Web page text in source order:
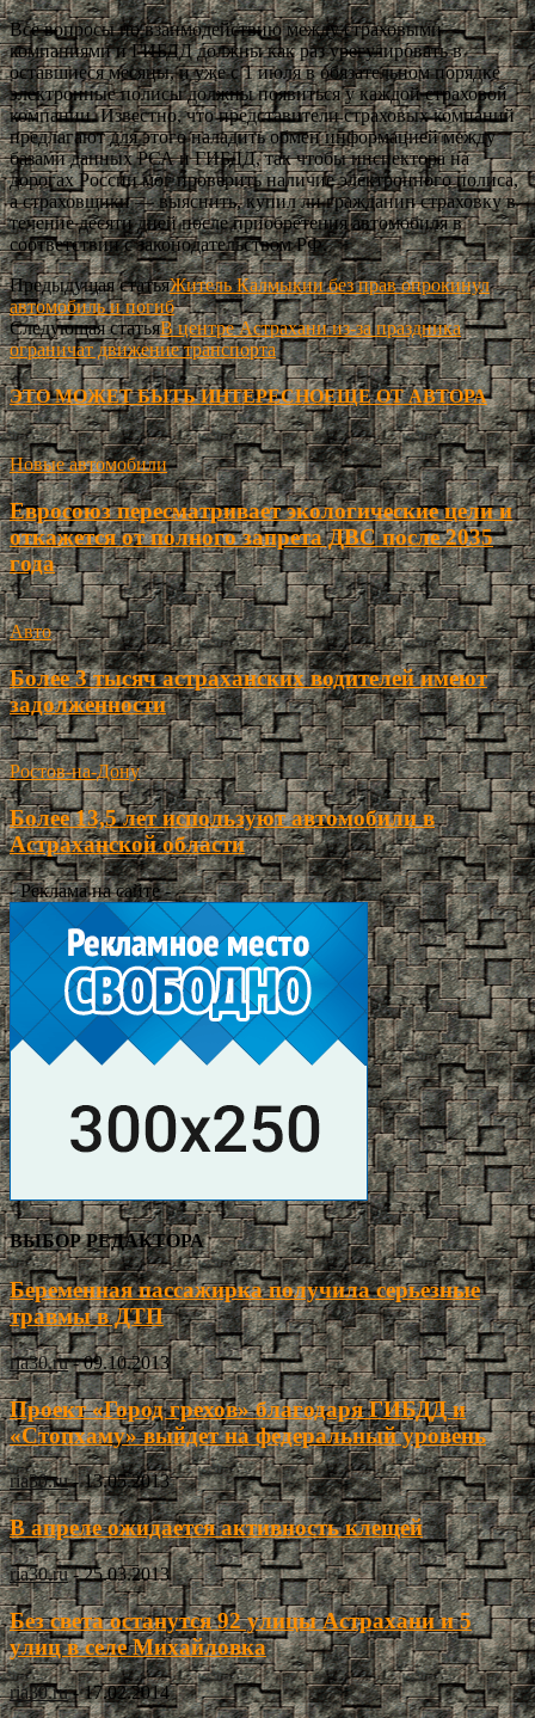
Все вопросы по взаимодействию между страховыми
компаниями и ГИБДД должны как раз урегулировать в
оставшиеся месяцы, и уже с 1 июля в обязательном порядке
электронные полисы должны появиться у каждой страховой
компании. Известно, что представители страховых компаний
предлагают для этого наладить обмен информацией между
базами данных РСА и ГИБДД, так чтобы инспектора на
дорогах России мог проверить наличие электронного полиса,
а страховщики — выяснить, купил ли гражданин страховку в
течение десяти дней после приобретения автомобиля в
соответствии с законодательством РФ.
Предыдущая статьяЖитель Калмыкии без прав опрокинул
автомобиль и погиб
Следующая статьяВ центре Астрахани из-за праздника
ограничат движение транспорта
ЭТО МОЖЕТ БЫТЬ ИНТЕРЕСНОЕЩЕ ОТ АВТОРА
Новые автомобили
Евросоюз пересматривает экологические цели и
откажется от полного запрета ДВС после 2035
года
Авто
Более 3 тысяч астраханских водителей имеют
задолженности
Ростов-на-Дону
Более 13,5 лет используют автомобили в
Астраханской области
- Реклама на сайте -
ВЫБОР РЕДАКТОРА
Беременная пассажирка получила серьезные
травмы в ДТП
ria30.ru - 09.10.2013
Проект «Город грехов» благодаря ГИБДД и
«Стопхаму» выйдет на федеральный уровень
ria30.ru - 13.05.2013
В апреле ожидается активность клещей
ria30.ru - 25.03.2013
Без света останутся 92 улицы Астрахани и 5
улиц в селе Михайловка
ria30.ru - 17.02.2014